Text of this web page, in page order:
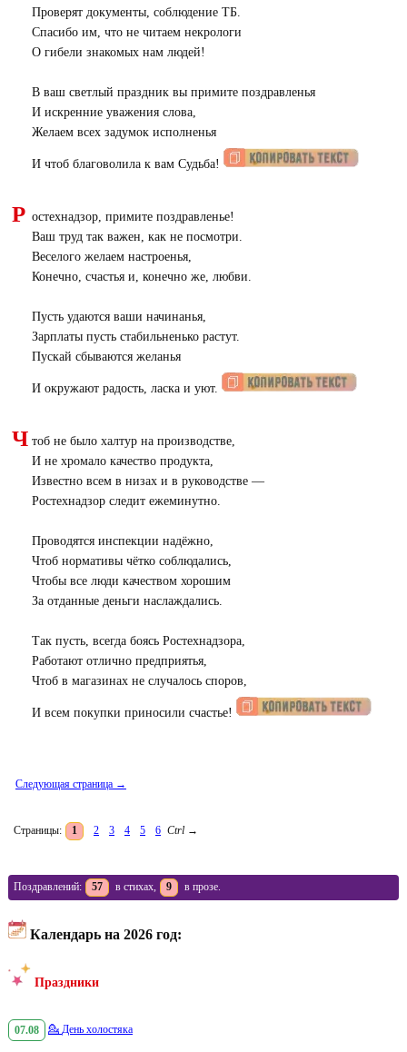
Проверят документы, соблюдение ТБ.
Спасибо им, что не читаем некрологи
О гибели знакомых нам людей!
В ваш светлый праздник вы примите поздравленья
И искренние уважения слова,
Желаем всех задумок исполненья
И чтоб благоволила к вам Судьба!
Р остехнадзор, примите поздравленье!
Ваш труд так важен, как не посмотри.
Веселого желаем настроенья,
Конечно, счастья и, конечно же, любви.
Пусть удаются ваши начинанья,
Зарплаты пусть стабильненько растут.
Пускай сбываются желанья
И окружают радость, ласка и уют.
Ч тоб не было халтур на производстве,
И не хромало качество продукта,
Известно всем в низах и в руководстве —
Ростехнадзор следит ежеминутно.
Проводятся инспекции надёжно,
Чтоб нормативы чётко соблюдались,
Чтобы все люди качеством хорошим
За отданные деньги наслаждались.
Так пусть, всегда боясь Ростехнадзора,
Работают отлично предприятья,
Чтоб в магазинах не случалось споров,
И всем покупки приносили счастье!
Следующая страница →
Страницы: 1 2 3 4 5 6 Ctrl →
Поздравлений: 57 в стихах, 9 в прозе.
Календарь на 2026 год:
Праздники
07.08 💁 День холостяка